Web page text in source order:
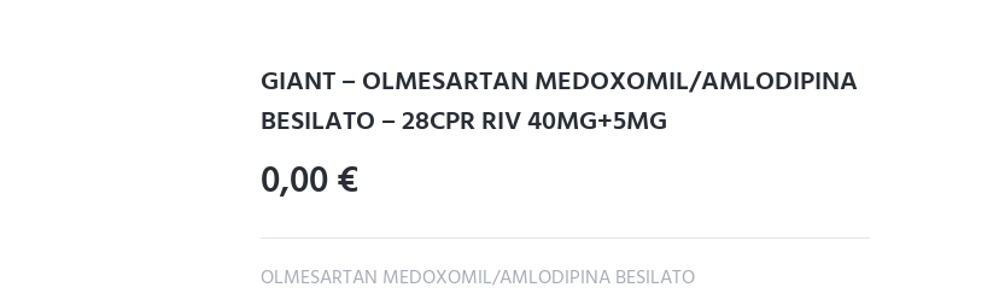
GIANT – OLMESARTAN MEDOXOMIL/AMLODIPINA
BESILATO – 28CPR RIV 40MG+5MG
0,00€
OLMESARTAN MEDOXOMIL/AMLODIPINA BESILATO